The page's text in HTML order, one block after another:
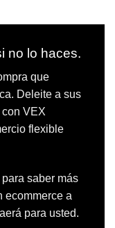
no lo haces.
que
Deleite a sus
VEX
flexible
saber más
ecommerce a
para usted.